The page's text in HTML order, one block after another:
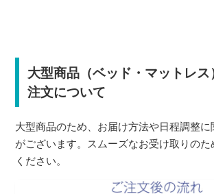
大型商品（ベッド・マットレ
注文について
大型商品のため、お届け方法や日程調整
がございます。スムーズなお受け取りの
ください。